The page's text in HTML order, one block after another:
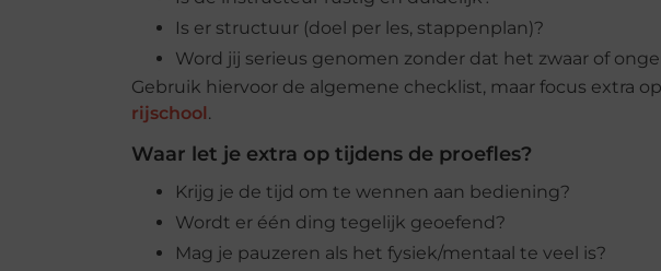
Is er structuur (doel per les, stappenplan)?
Word jij serieus genomen zonder dat het zwaar of
Gebruik hiervoor de algemene checklist, maar focus extra
rijschool.
Waar let je extra op tijdens de proefles?
Krijg je de tijd om te wennen aan bediening?
Wordt er één ding tegelijk geoefend?
Mag je pauzeren als het fysiek/mentaal te veel is?